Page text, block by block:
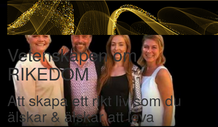
Vetenskapen om
RIKEDOM
Att skapa ett rikt liv som du
älskar & älskar att leva